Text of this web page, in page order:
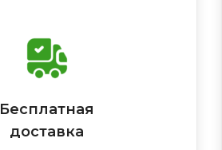
Бесплатная
доставка